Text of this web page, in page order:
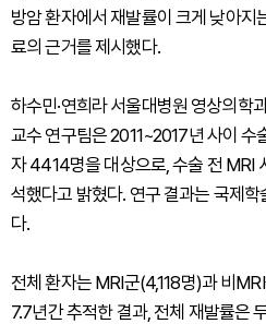
방암 환자에서 재발률이 크게 낮아지
료의 근거를 제시했다.
하수민·연희라 서울대병원 영상의학
교수 연구팀은 2011~2017년 사이 수
자 4414명을 대상으로, 수술 전 MRI
석했다고 밝혔다. 연구 결과는 국제
다.
전체 환자는 MRI군(4,118명)과 비
7.7년간 추적한 결과, 전체 재발률은